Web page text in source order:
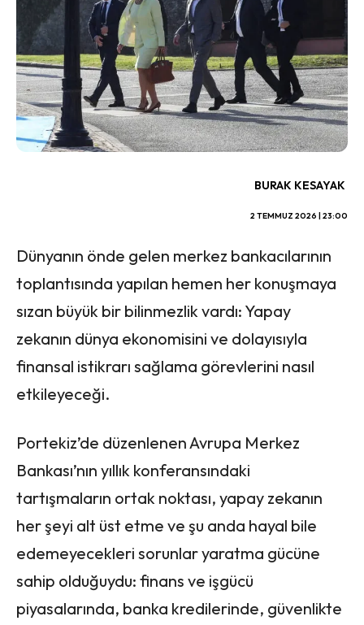
BURAK KESAYAK
2 TEMMUZ 2026 | 23:00
Dünyanın önde gelen merkez bankacılarının
toplantısında yapılan hemen her konuşmaya
sızan büyük bir bilinmezlik vardı: Yapay
zekanın dünya ekonomisini ve dolayısıyla
finansal istikrarı sağlama görevlerini nasıl
etkileyeceği.
Portekiz’de düzenlenen Avrupa Merkez
Bankası’nın yıllık konferansındaki
tartışmaların ortak noktası, yapay zekanın
her şeyi alt üst etme ve şu anda hayal bile
edemeyecekleri sorunlar yaratma gücüne
sahip olduğuydu: finans ve işgücü
piyasalarında, banka kredilerinde, güvenlikte